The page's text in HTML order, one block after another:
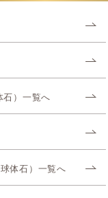
石）一覧へ
体石）一覧へ